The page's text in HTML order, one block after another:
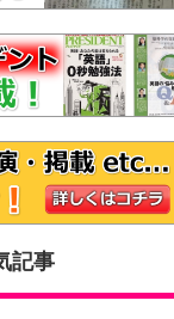
記事